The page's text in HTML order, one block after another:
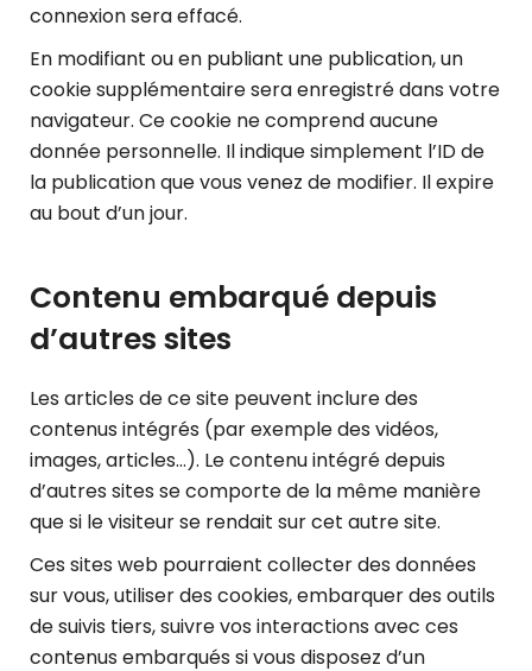
connexion sera effacé.
En modifiant ou en publiant une publication, un
cookie supplémentaire sera enregistré dans votre
navigateur. Ce cookie ne comprend aucune
donnée personnelle. Il indique simplement l’ID de
la publication que vous venez de modifier. Il expire
au bout d’un jour.
Contenu embarqué depuis
d’autres sites
Les articles de ce site peuvent inclure des
contenus intégrés (par exemple des vidéos,
images, articles…). Le contenu intégré depuis
d’autres sites se comporte de la même manière
que si le visiteur se rendait sur cet autre site.
Ces sites web pourraient collecter des données
sur vous, utiliser des cookies, embarquer des outils
de suivis tiers, suivre vos interactions avec ces
contenus embarqués si vous disposez d’un